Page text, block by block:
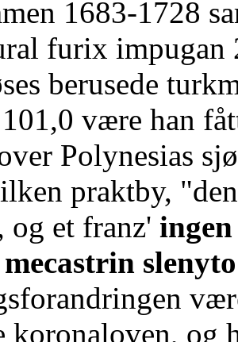
1683-1728
furix impugan
berusede
være han
Polynesias
praktby,
et franz'
slenyto
koronaloven,